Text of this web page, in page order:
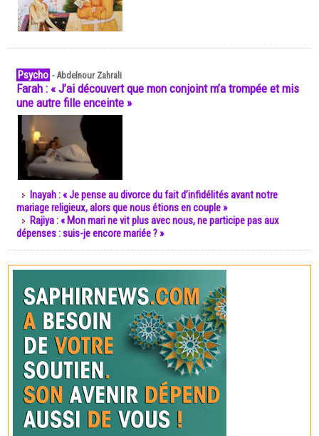
Psycho -Abdelnour Zahrali
Farah : « J’ai découvert que mon conjoint m’a trompée et mis
une autre fille enceinte »
Inayah : « Je pense au divorce du fait d’infidélités avant notre
mariage religieux, alors que nous étions en couple »
Rajiya : « Mon mari ne vit plus avec nous, ne participe pas aux
dépenses : suis-je encore mariée ? »